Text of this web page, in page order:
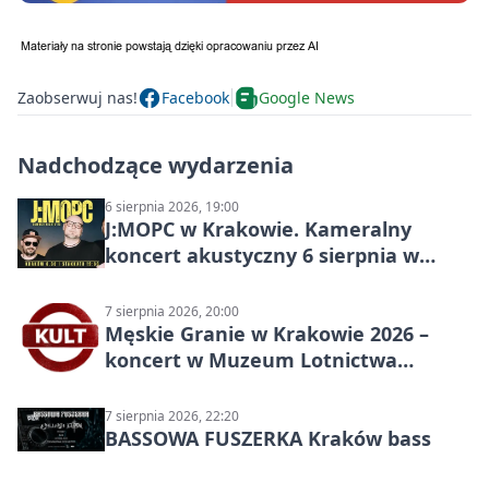
Zaobserwuj nas! Facebook Google News
Nadchodzące wydarzenia
6 sierpnia 2026, 19:00
J:МОРС w Krakowie. Kameralny
koncert akustyczny 6 sierpnia w
7 sierpnia 2026, 20:00
Męskie Granie w Krakowie 2026 –
koncert w Muzeum Lotnictwa
7 sierpnia 2026, 22:20
BASSOWA FUSZERKA Kraków bass